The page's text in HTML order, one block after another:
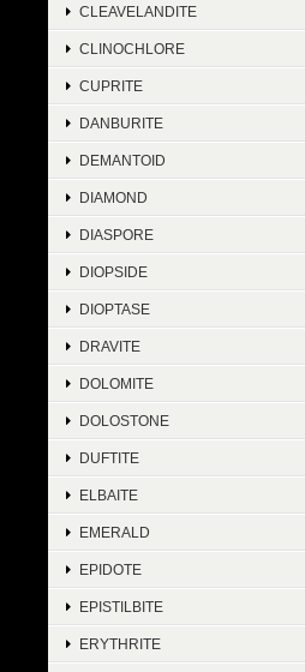
CLEAVELANDITE
CLINOCHLORE
CUPRITE
DANBURITE
DEMANTOID
DIAMOND
DIASPORE
DIOPSIDE
DIOPTASE
DRAVITE
DOLOMITE
DOLOSTONE
DUFTITE
ELBAITE
EMERALD
EPIDOTE
EPISTILBITE
ERYTHRITE